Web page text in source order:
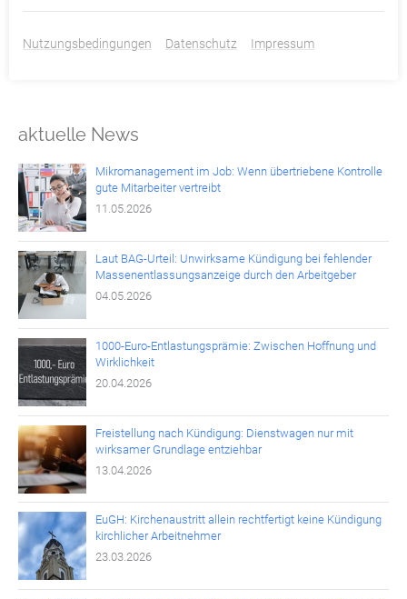
aktuelle News
Mikromanagement im Job: Wenn übertriebene Kontrolle
gute Mitarbeiter vertreibt
11.05.2026
Laut BAG-Urteil: Unwirksame Kündigung bei fehlender
Massenentlassungsanzeige durch den Arbeitgeber
04.05.2026
1000-Euro-Entlastungsprämie: Zwischen Hoffnung und
Wirklichkeit
20.04.2026
Freistellung nach Kündigung: Dienstwagen nur mit
wirksamer Grundlage entziehbar
13.04.2026
EuGH: Kirchenaustritt allein rechtfertigt keine Kündigung
kirchlicher Arbeitnehmer
23.03.2026
ZURÜCK
Nutzungsbedingungen Datenschutz Impressum